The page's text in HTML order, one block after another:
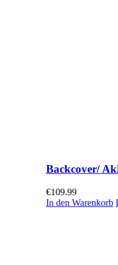
Backcover/
€109.99
In den Warenkorb